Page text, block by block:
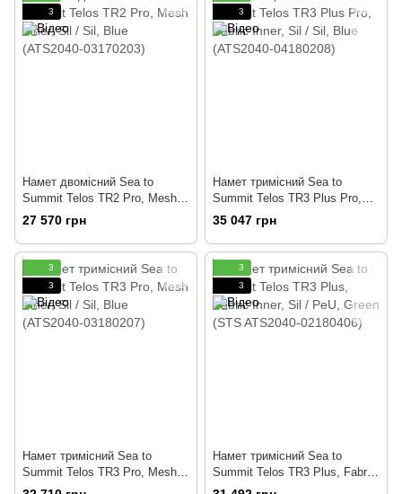
3
Намет двомісний Sea to
Summit Telos TR2 Pro, Mesh
Inner, Sil / Sil, Blue (ATS2040-
03170203)
27 570 грн
3
Намет тримісний Sea to
Summit Telos TR3 Plus Pro,
Fabric Inner, Sil / Sil, Blue
(ATS2040-04180208)
35 047 грн
3
3
Намет тримісний Sea to
Summit Telos TR3 Pro, Mesh
Inner, Sil / Sil, Blue (ATS2040-
3
3
Намет тримісний Sea to
Summit Telos TR3 Plus, Fabric
Inner, Sil / PeU, Green (STS